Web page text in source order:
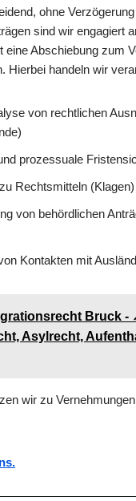
ohne
sind wir engagiert
eine Abschiebung zum
Hierbei handeln wir
von rechtlichen
prozessuale
Rechtsmitteln (Klagen)
von behördlichen
Kontakten mit
Bruck -
Asylrecht,
wir zu